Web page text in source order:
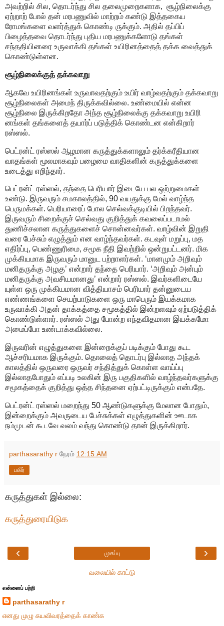
அவற்றில் சில, தொடர்ந்து சில தலைமுறைகளாக, ‌ சூழ்நிலைக்கு
ஏற்றாற் போல் தன் மரபணுவில் மாற்றம் கண்டு இத்தகைய
ரோமங்களை வளர்த்துக் கொண்டி ருக்கும். அதில் தப்பிப்
பிழைத்தவை தொடர்ந்து புதிய மரபணுக்களோடு தங்கள்
சந்ததியினரை உருவாக்கி தங்கள் உயிரினத்தைத் தக்க வைத்துக்
கொண்டுள்ளன.
சூழ்நிலைக்குத் தக்கவாறு
ஆகவே உயிரினங்கள் உருவாவதற்கும் உயிர் வாழ்வதற்கும் தக்கவாறு
சூழ்நிலைகள் அமைந் திருக்கவில்லை. உண்மையில் என்ன
சூழ்நிலை இருக்கிறதோ அந்த சூழ்நிலைக்கு தக்கவாறு உயிரி
னங்கள் தங்களைத் தயார்ப் படுத்திக் கொண்டன என்கிறார்
ரஸ்ஸல்.
பெட்ரன்ட் ரஸ்ஸல் ஆழமான கருத்துக்களாலும் தர்க்கரீதியான
வாதங்கள் மூலமாகவும் பழைமை வாதிகளின் கருத்துக்களை
உடைத்து எறிந்தார்.
பெட்ரன்ட் ரஸ்ஸல், தந்தை பெரியார் இடையே பல ஒற்றுமைகள்
உண்டு. இருவரும் சமகாலத்தில், 90 வயதுக்கு மேல் வாழ்ந்த
பெருமக்கள். பெரியாரைப் போல செல்வக்குடியில் பிறந்தவர்.
இருவரும் சிறைக்குச் செல்வது குறித்துக் கவலைப்படாமல்
துணிச்சலான கருத்துகளைச் சொன்னவர்கள். வாழ்வின் இறுதி
வரை பேச்சும் எழுத்தும் என வாழ்ந்தவர்கள். கடவுள் மறுப்பு, மத
எதிர்ப்பு, பெண்ணுரிமை, சமூக நீதி இவற்றில் ஒன்றுபட்டனர். மிக
முக்கியமாக இருவரும் மானுட பற்றாளர்கள். ‘மானமும் அறிவும்
மனிதருக்கு அழகு’ என்றார் தந்தை பெரியார். ‘அறிவும் அன்பும்
மனிதருக்கு அவசியமானது’ என்றார் ரஸ்ஸல். இவர்களிடையே
யுள்ள ஒரு முக்கியமான வித்தியாசம் பெரியார் தன்னுடைய
எண்ணங்களை செயற்பாடுகளை ஒரு மாபெரும் இயக்கமாக
உருவாக்கி அதன் தாக்கத்தை சமூகத்தில் இன்றளவும் ஏற்படுத்திக்
கொண்டுள்ளார். ரஸ்ஸல் அது போன்ற எந்தவிதமான இயக்கமோ
அமைப்போ உண்டாக்கவில்லை.
இருவரின் எழுத்துகளை இன்றைக்குப் படிக்கும் போது கூட
ஆச்சரியமாக இருக்கும்‌. தொலைத் தொடர்பு இல்லாத அந்தக்
காலத்தில் ஒருவரை ஒருவர் சந்தித்துக் கொள்ள வாய்ப்பு
இல்லாதபோதும் எப்படி உலகின் இரு பகுதிகளில் வாழ்ந்தவர்களுக்கு
சமூகத்தைக் குறித்து ஒத்த சிந்தனை ஏற்பட்டிருக்கும் என்பதே.
பெட்ரன்ட் ரஸ்ஸல் மறைந்து 50 ஆண்டுகளுக்கு மேலான போதும்,
இன்றைக்கும் அவருடைய பேச்சுக்கள் எழுத்துகளின் ஊடாக
நம்முடன் கூடவே வலம் வந்து கொண்டு தான் இருக்கிறார்.
parthasarathy r நேரம் 12:15 AM
பகிர்
கருத்துகள் இல்லை:
கருத்துரையிடுக
‹ ›
முகப்பு
வலையில் காட்டு
என்னைப் பற்றி
parthasarathy r
எனது முழு சுயவிவரத்தைக் காண்க